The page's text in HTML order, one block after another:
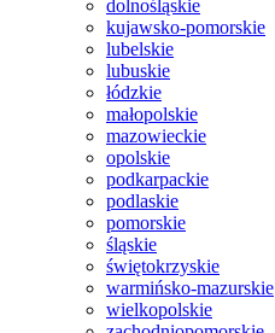
dolnośląskie
kujawsko-pomorskie
lubelskie
lubuskie
łódzkie
małopolskie
mazowieckie
opolskie
podkarpackie
podlaskie
pomorskie
śląskie
świętokrzyskie
warmińsko-mazurskie
wielkopolskie